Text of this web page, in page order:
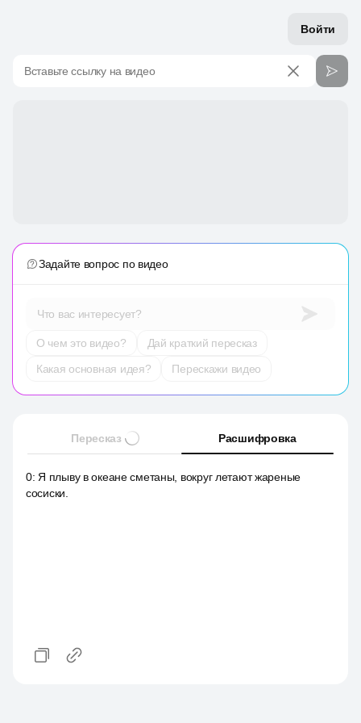
Войти
Вставьте ссылку на видео
Задайте вопрос по видео
Что вас интересует?
О чем это видео?
Дай краткий пересказ
Какая основная идея?
Перескажи видео
Пересказ Расшифровка
0: Я плыву в океане сметаны, вокруг летают жареные
сосиски.